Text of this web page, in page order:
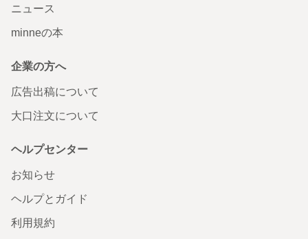
ニュース
minneの本
企業の方へ
広告出稿について
大口注文について
ヘルプセンター
お知らせ
ヘルプとガイド
利用規約